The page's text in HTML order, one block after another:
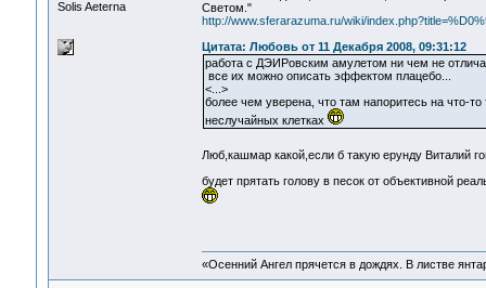
Solis Aeterna
Светом."
http://www.sferarazuma.ru/wiki/
Цитата: Любовь от 11 Декабря 2008, 09:31:12
работа с ДЭИРовским амулетом ни чем не
все их можно описать эффектом плацебо...
<...>
более чем уверена, что там напоритесь на что-
неслучайных клетках
Люб,кашмар какой,если б такую ерунду Виталий
будет прятать голову в песок от объективной
«Осенний Ангел прячется в дождях. В листве